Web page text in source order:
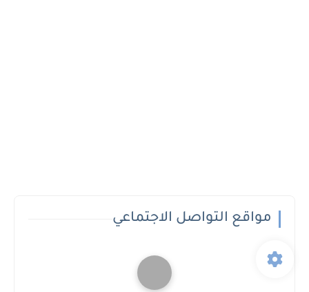
مواقع التواصل الاجتماعي